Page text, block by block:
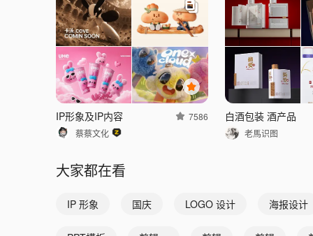
IP形象及IP内容
7586
蔡蔡文化
白酒包装 酒产品
老馬识图
大家都在看
IP 形象 国庆 LOGO 设计 海报设计